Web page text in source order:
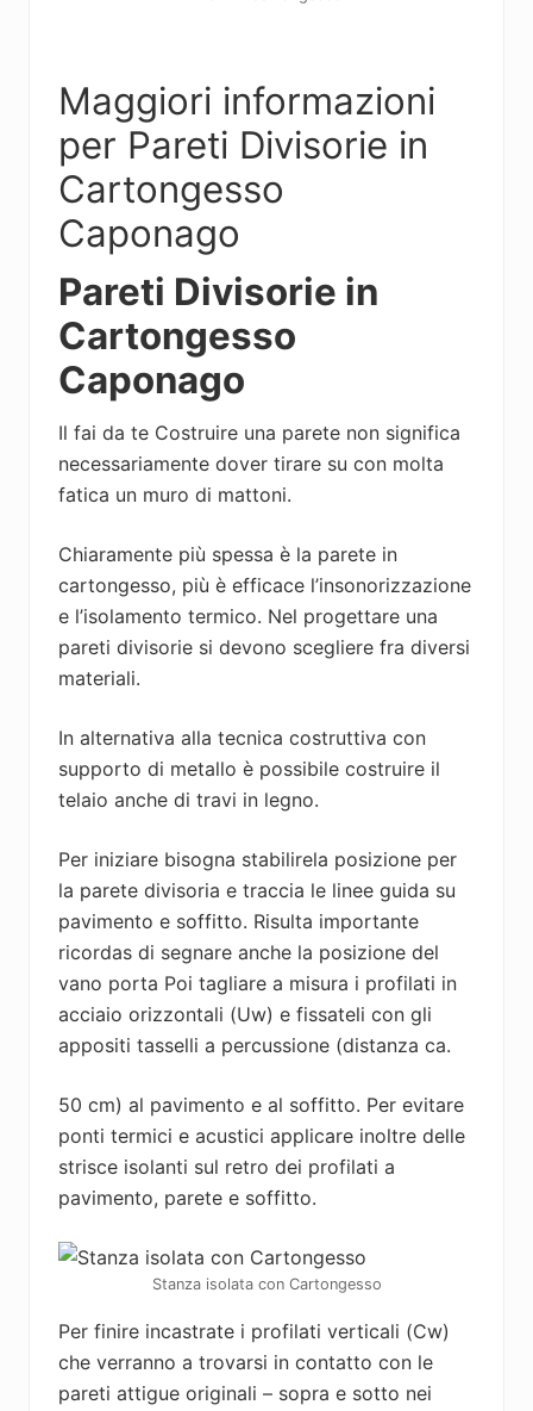
Maggiori informazioni
per Pareti Divisorie in
Cartongesso
Caponago
Pareti Divisorie in
Cartongesso
Caponago
Il fai da te Costruire una parete non significa
necessariamente dover tirare su con molta
fatica un muro di mattoni.
Chiaramente più spessa è la parete in
cartongesso, più è efficace l’insonorizzazione
e l’isolamento termico. Nel progettare una
pareti divisorie si devono scegliere fra diversi
materiali.
In alternativa alla tecnica costruttiva con
supporto di metallo è possibile costruire il
telaio anche di travi in legno.
Per iniziare bisogna stabilirela posizione per
la parete divisoria e traccia le linee guida su
pavimento e soffitto. Risulta importante
ricordas di segnare anche la posizione del
vano porta Poi tagliare a misura i profilati in
acciaio orizzontali (Uw) e fissateli con gli
appositi tasselli a percussione (distanza ca.
50 cm) al pavimento e al soffitto. Per evitare
ponti termici e acustici applicare inoltre delle
strisce isolanti sul retro dei profilati a
pavimento, parete e soffitto.
Stanza isolata con Cartongesso
Per finire incastrate i profilati verticali (Cw)
che verranno a trovarsi in contatto con le
pareti attigue originali – sopra e sotto nei